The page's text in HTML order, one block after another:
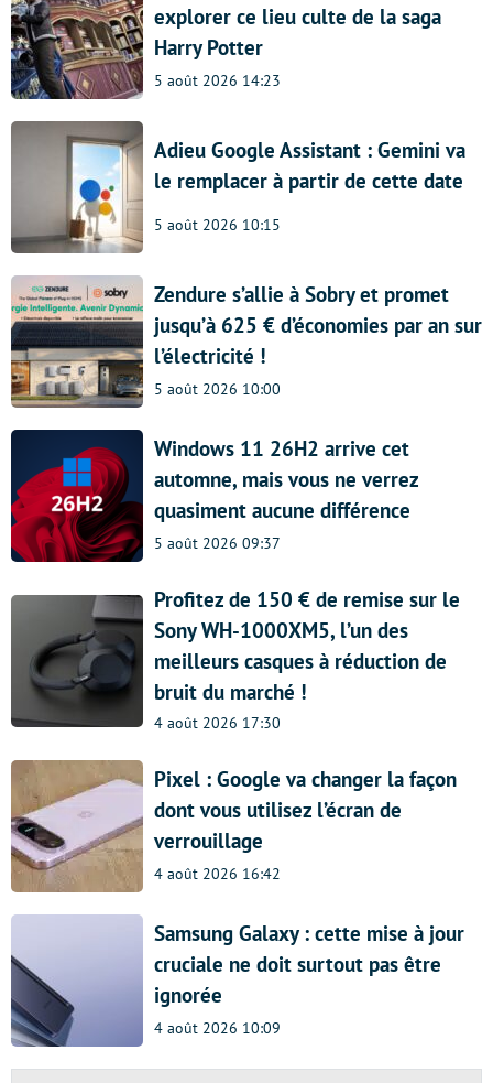
explorer ce lieu culte de la saga
Harry Potter
5 août 2026 14:23
Adieu Google Assistant : Gemini va
le remplacer à partir de cette date
5 août 2026 10:15
Zendure s’allie à Sobry et promet
jusqu’à 625 € d’économies par an sur
l’électricité !
5 août 2026 10:00
Windows 11 26H2 arrive cet
automne, mais vous ne verrez
quasiment aucune différence
5 août 2026 09:37
Profitez de 150 € de remise sur le
Sony WH-1000XM5, l’un des
meilleurs casques à réduction de
bruit du marché !
4 août 2026 17:30
Pixel : Google va changer la façon
dont vous utilisez l’écran de
verrouillage
4 août 2026 16:42
Samsung Galaxy : cette mise à jour
cruciale ne doit surtout pas être
ignorée
4 août 2026 10:09